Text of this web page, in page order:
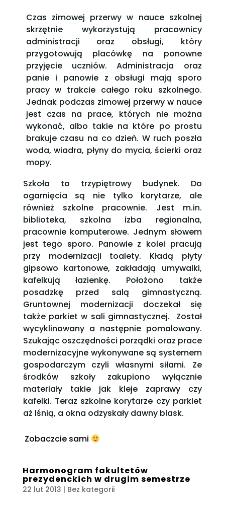
Czas zimowej przerwy w nauce szkolnej
skrzętnie wykorzystują pracownicy
administracji oraz obsługi, który
przygotowują placówkę na ponowne
przyjęcie uczniów. Administracja oraz
panie i panowie z obsługi mają sporo
pracy w trakcie całego roku szkolnego.
Jednak podczas zimowej przerwy w nauce
jest czas na prace, których nie można
wykonać, albo takie na które po prostu
brakuje czasu na co dzień. W ruch poszła
woda, wiadra, płyny do mycia, ścierki oraz
mopy.
Szkoła to trzypiętrowy budynek. Do
ogarnięcia są nie tylko korytarze, ale
również szkolne pracownie. Jest m.in.
biblioteka, szkolna izba regionalna,
pracownie komputerowe. Jednym słowem
jest tego sporo. Panowie z kolei pracują
przy modernizacji toalety. Kładą płyty
gipsowo kartonowe, zakładają umywalki,
kafelkują łazienkę. Położono także
posadzkę przed salą gimnastyczną.
Gruntownej modernizacji doczekał się
także parkiet w sali gimnastycznej. Został
wycyklinowany a następnie pomalowany.
Szukając oszczędności porządki oraz prace
modernizacyjne wykonywane są systemem
gospodarczym czyli własnymi siłami. Ze
środków szkoły zakupiono wyłącznie
materiały takie jak kleje zaprawy czy
kafelki. Teraz szkolne korytarze czy parkiet
aż lśnią, a okna odzyskały dawny blask.
Zobaczcie sami
Harmonogram fakultetów
prezydenckich w drugim semestrze
22 lut 2013 | Bez kategorii